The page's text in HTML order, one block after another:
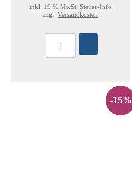
inkl. 19 % MwSt. Steuer-Info
zzgl. Versandkosten
-15%